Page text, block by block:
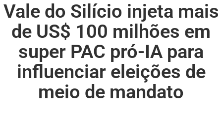
Vale do Silício injeta mais
de US$ 100 milhões em
super PAC pró-IA para
influenciar eleições de
meio de mandato